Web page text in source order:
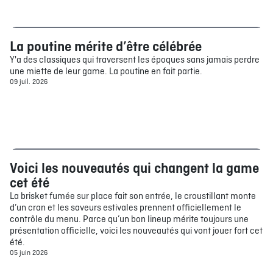
Bouffe
La poutine mérite d’être célébrée
Y'a des classiques qui traversent les époques sans jamais perdre
une miette de leur game. La poutine en fait partie.
09 juil. 2026
Bouffe
Voici les nouveautés qui changent la game
cet été
La brisket fumée sur place fait son entrée, le croustillant monte
d’un cran et les saveurs estivales prennent officiellement le
contrôle du menu. Parce qu’un bon lineup mérite toujours une
présentation officielle, voici les nouveautés qui vont jouer fort cet
été.
05 juin 2026